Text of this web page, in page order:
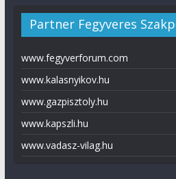
Partner Fegyveres
www.fegyverforum.com
www.kalasnyikov.hu
www.gazpisztoly.hu
www.kapszli.hu
www.vadasz-vilag.hu